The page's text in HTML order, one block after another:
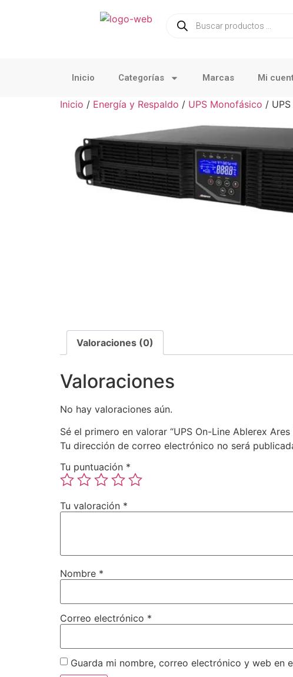
Inicio Categorías Marcas Mi
Inicio / Energía y Respaldo / UPS Monofásico /
Valoraciones (0)
Valoraciones
No hay valoraciones aún.
Sé el primero en valorar “UPS On-Line Ablerex
Tu dirección de correo electrónico no será
Tu puntuación *
Tu valoración *
Nombre *
Correo electrónico *
Guarda mi nombre, correo electrónico y web en